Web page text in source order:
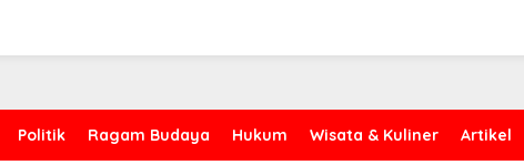
Politik Ragam Budaya Hukum Wisata & Kuliner Artikel